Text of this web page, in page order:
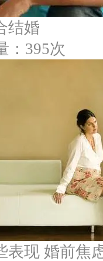
结婚
：395次
表现 婚前焦